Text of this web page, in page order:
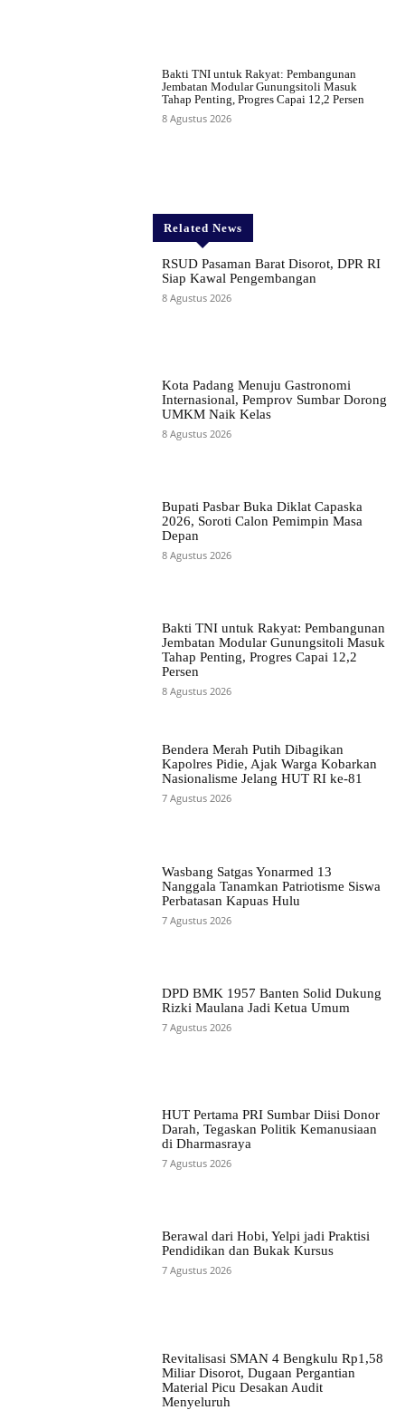
Bakti TNI untuk Rakyat: Pembangunan
Jembatan Modular Gunungsitoli Masuk
Tahap Penting, Progres Capai 12,2 Persen
8 Agustus 2026
Related News
RSUD Pasaman Barat Disorot, DPR RI
Siap Kawal Pengembangan
8 Agustus 2026
Kota Padang Menuju Gastronomi
Internasional, Pemprov Sumbar Dorong
UMKM Naik Kelas
8 Agustus 2026
Bupati Pasbar Buka Diklat Capaska
2026, Soroti Calon Pemimpin Masa
Depan
8 Agustus 2026
Bakti TNI untuk Rakyat: Pembangunan
Jembatan Modular Gunungsitoli Masuk
Tahap Penting, Progres Capai 12,2
Persen
8 Agustus 2026
Bendera Merah Putih Dibagikan
Kapolres Pidie, Ajak Warga Kobarkan
Nasionalisme Jelang HUT RI ke-81
7 Agustus 2026
Wasbang Satgas Yonarmed 13
Nanggala Tanamkan Patriotisme Siswa
Perbatasan Kapuas Hulu
7 Agustus 2026
DPD BMK 1957 Banten Solid Dukung
Rizki Maulana Jadi Ketua Umum
7 Agustus 2026
HUT Pertama PRI Sumbar Diisi Donor
Darah, Tegaskan Politik Kemanusiaan
di Dharmasraya
7 Agustus 2026
Berawal dari Hobi, Yelpi jadi Praktisi
Pendidikan dan Bukak Kursus
7 Agustus 2026
Revitalisasi SMAN 4 Bengkulu Rp1,58
Miliar Disorot, Dugaan Pergantian
Material Picu Desakan Audit
Menyeluruh